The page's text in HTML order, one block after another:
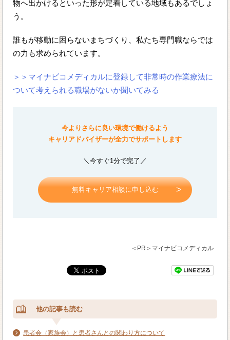
物へ出かけるといった形が定着している地域もあるでしょ
う。
誰もが移動に困らないまちづくり、私たち専門職ならでは
の力も求められています。
＞＞マイナビコメディカルに登録して非常時の作業療法に
ついて考えられる職場がないか聞いてみる
今よりさらに良い環境で働けるよう
キャリアドバイザーが全力でサポートします
＼今すぐ1分で完了／
無料キャリア相談に申し込む
＜PR＞マイナビコメディカル
他の記事も読む
患者会（家族会）と患者さんとの関わり方について